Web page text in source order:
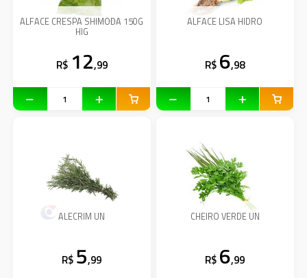
ALFACE CRESPA SHIMODA 150G
HIG
R$ 12,99
ALFACE LISA HIDRO
R$ 6,98
ALECRIM UN
R$ 5,99
CHEIRO VERDE UN
R$ 6,99